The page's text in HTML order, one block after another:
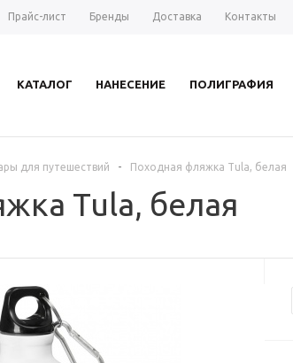
Прайс-лист Бренды Доставка Контакты
КАТАЛОГ НАНЕСЕНИЕ ПОЛИГРАФИЯ
для путешествий - Походная фляжка Tula, белая
Tula, белая